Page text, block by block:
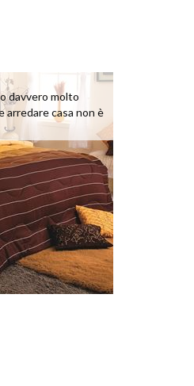
davvero molto
arredare casa non è